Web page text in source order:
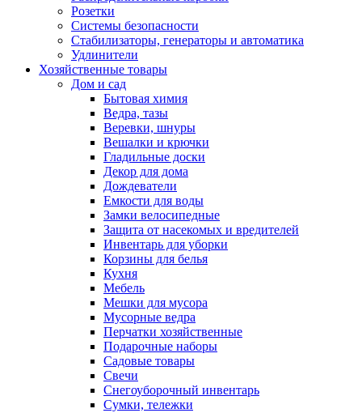
Розетки
Системы безопасности
Стабилизаторы, генераторы и автоматика
Удлинители
Хозяйственные товары
Дом и сад
Бытовая химия
Ведра, тазы
Веревки, шнуры
Вешалки и крючки
Гладильные доски
Декор для дома
Дождеватели
Емкости для воды
Замки велосипедные
Защита от насекомых и вредителей
Инвентарь для уборки
Корзины для белья
Кухня
Мебель
Мешки для мусора
Мусорные ведра
Перчатки хозяйственные
Подарочные наборы
Садовые товары
Свечи
Снегоуборочный инвентарь
Сумки, тележки